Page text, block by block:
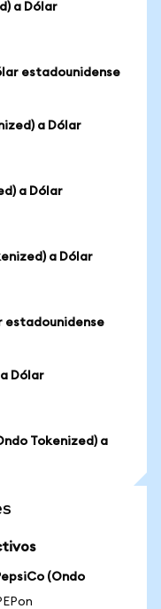
a Dólar
estadounidense
a Dólar
a Dólar
a Dólar
estadounidense
Dólar
Tokenized) a
(Ondo